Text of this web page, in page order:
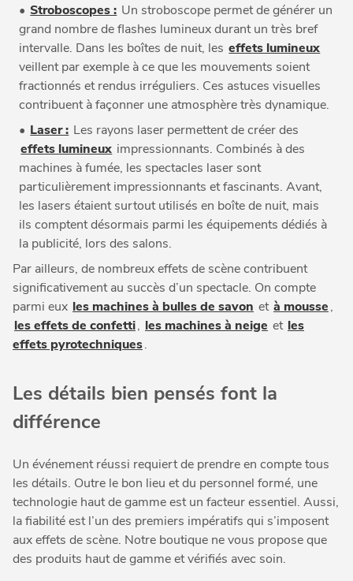
• Stroboscopes : Un stroboscope permet de générer un
grand nombre de flashes lumineux durant un très bref
intervalle. Dans les boîtes de nuit, les effets lumineux
veillent par exemple à ce que les mouvements soient
fractionnés et rendus irréguliers. Ces astuces visuelles
contribuent à façonner une atmosphère très dynamique.
• Laser : Les rayons laser permettent de créer des
effets lumineux impressionnants. Combinés à des
machines à fumée, les spectacles laser sont
particulièrement impressionnants et fascinants. Avant,
les lasers étaient surtout utilisés en boîte de nuit, mais
ils comptent désormais parmi les équipements dédiés à
la publicité, lors des salons.
Par ailleurs, de nombreux effets de scène contribuent
significativement au succès d’un spectacle. On compte
parmi eux les machines à bulles de savon et à mousse,
les effets de confetti, les machines à neige et les
effets pyrotechniques.
Les détails bien pensés font la
différence
Un événement réussi requiert de prendre en compte tous
les détails. Outre le bon lieu et du personnel formé, une
technologie haut de gamme est un facteur essentiel. Aussi,
la fiabilité est l’un des premiers impératifs qui s’imposent
aux effets de scène. Notre boutique ne vous propose que
des produits haut de gamme et vérifiés avec soin.